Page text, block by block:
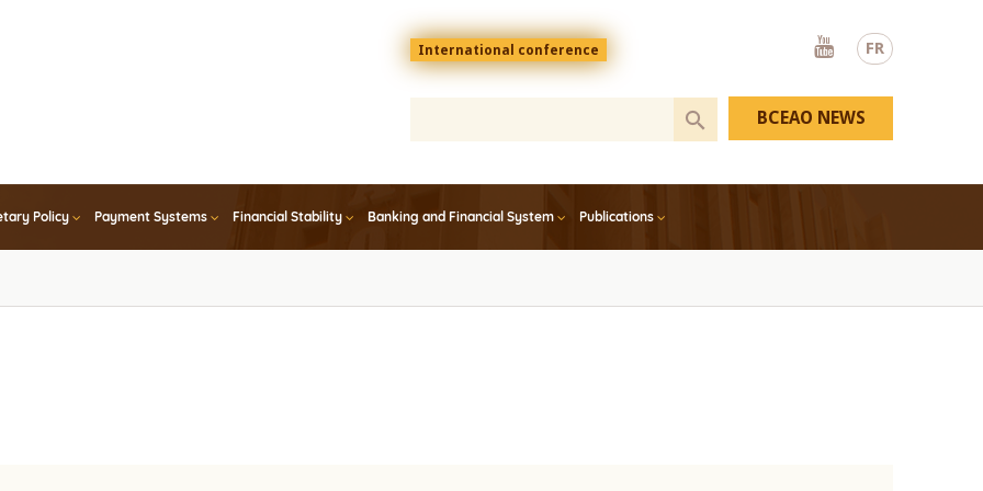
FR
Menu
top
En
International conference
Youtube
Policy Payment Systems Financial Stability Banking and Financial System Publications
BCEAO NEWS